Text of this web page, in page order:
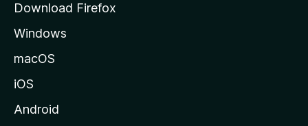
n
k
o
z
Download Firefox
Windows
macOS
iOS
Android